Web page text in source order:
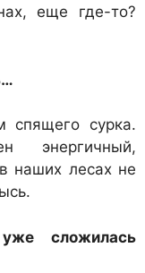
еще где-то?
сурка.
энергичный,
наших лесах не
сложилась